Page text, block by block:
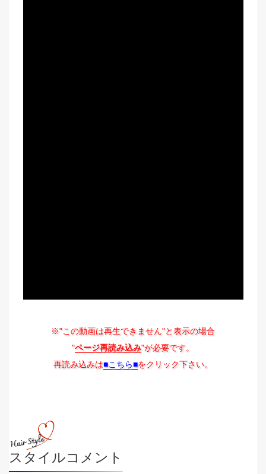
※"この動画は再生できません"と表示の場合
"ページ再読み込み"が必要です。
再読み込みは■こちら■をクリック下さい。
スタイルコメント